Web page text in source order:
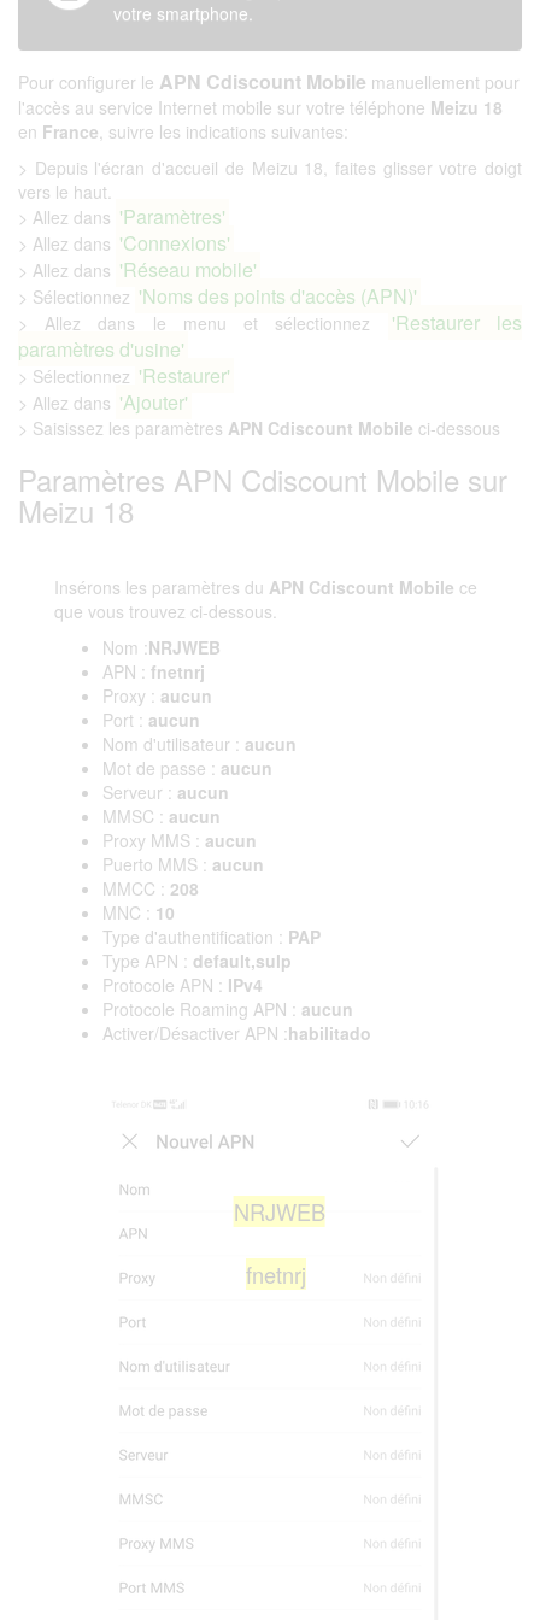
votre smartphone.
Pour configurer le APN Cdiscount Mobile manuellement pour
l'accès au service Internet mobile sur votre téléphone Meizu 18
en France, suivre les indications suivantes:
> Depuis l'écran d'accueil de Meizu 18, faites glisser votre doigt
vers le haut.
> Allez dans 'Paramètres'
> Allez dans 'Connexions'
> Allez dans 'Réseau mobile'
> Sélectionnez 'Noms des points d'accès (APN)'
> Allez dans le menu et sélectionnez
'Restaurer les
paramètres d'usine'
> Sélectionnez 'Restaurer'
> Allez dans 'Ajouter'
> Saisissez les paramètres APN Cdiscount Mobile ci-dessous
Paramètres APN Cdiscount Mobile sur
Meizu 18
Insérons les paramètres du APN Cdiscount Mobile ce
que vous trouvez ci-dessous.
Nom :NRJWEB
APN : fnetnrj
Proxy : aucun
Port : aucun
Nom d'utilisateur : aucun
Mot de passe : aucun
Serveur : aucun
MMSC : aucun
Proxy MMS : aucun
Puerto MMS : aucun
MMCC : 208
MNC : 10
Type d'authentification : PAP
Type APN : default,sulp
Protocole APN : IPv4
Protocole Roaming APN : aucun
Activer/Désactiver APN :habilitado
fnetnrj
NRJWEB